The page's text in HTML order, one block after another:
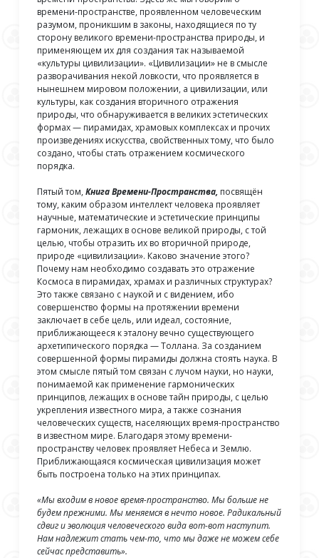
времени-пространстве, проявленном человеческим
разумом, проникшим в законы, находящиеся по ту
сторону великого времени-пространства природы, и
применяющем их для создания так называемой
«культуры цивилизации». «Цивилизации» не в смысле
разворачивания некой ловкости, что проявляется в
нынешнем мировом положении, а цивилизации, или
культуры, как создания вторичного отражения
природы, что обнаруживается в великих эстетических
формах — пирамидах, храмовых комплексах и прочих
произведениях искусства, свойственных тому, что было
создано, чтобы стать отражением космического
порядка.
Пятый том,Книга Времени-Пространства, посвящён
тому, каким образом интеллект человека проявляет
научные, математические и эстетические принципы
гармоник, лежащих в основе великой природы, с той
целью, чтобы отразить их во вторичной природе,
природе «цивилизации». Каково значение этого?
Почему нам необходимо создавать это отражение
Космоса в пирамидах, храмах и различных структурах?
Это также связано с наукой и с видением, ибо
совершенство формы на протяжении времени
заключает в себе цель, или идеал, состояние,
приближающееся к эталону вечно существующего
архетипического порядка — Толлана. За созданием
совершенной формы пирамиды должна стоять наука. В
этом смысле пятый том связан с лучом науки, но науки,
понимаемой как применение гармонических
принципов, лежащих в основе тайн природы, с целью
укрепления известного мира, а также сознания
человеческих существ, населяющих время-пространство
в известном мире. Благодаря этому времени-
пространству человек проявляет Небеса и Землю.
Приближающаяся космическая цивилизация может
быть построена только на этих принципах.
«Мы входим в новое время-пространство. Мы больше не
будем прежними. Мы меняемся в нечто новое. Радикальный
сдвиг и эволюция человеческого вида вот-вот наступит.
Нам надлежит стать чем-то, что мы даже не можем себе
сейчас представить».